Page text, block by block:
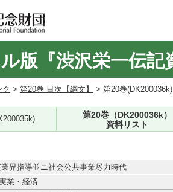
版『渋沢栄一伝記
ク > 第20巻 目次【綱文】 > 第20巻
第20巻（DK200036k）
資料リスト
界指導並ニ社会公共事業尽力時代
業・経済